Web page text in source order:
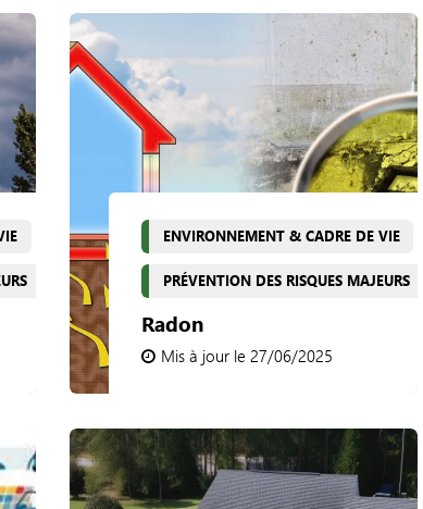
ENVIRONNEMENT & CADRE DE VIE
PRÉVENTION DES RISQUES MAJEURS
Radon
Mis à jour le 27/06/2025